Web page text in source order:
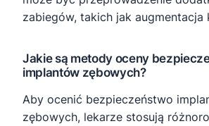
zabiegów, takich jak augmentacja
Jakie są metody oceny
implantów zębowych?
Aby ocenić bezpieczeństwo
zębowych, lekarze stosują